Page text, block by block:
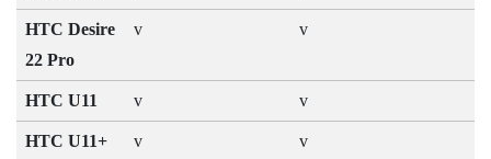
HTC Desire
22 Pro
v v
HTC U11 v v
HTC U11+ v v